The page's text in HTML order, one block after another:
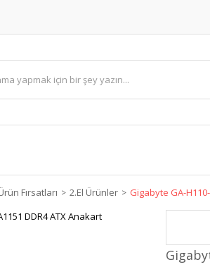
Fırsatları 2.El Ürünler Gigabyte GA-